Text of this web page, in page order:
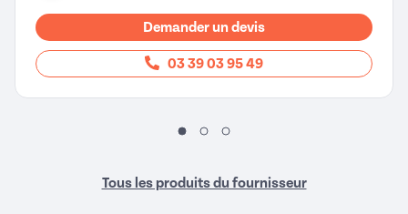
Demander un devis
03 39 03 95 49
Tous les produits du fournisseur